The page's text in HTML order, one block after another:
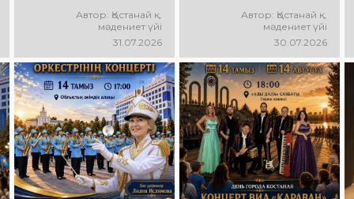
ұжымдарының
«Street Music»
бағдарламасы өтеді!
Сіздерді заманауи
музыка, жарқын
орындаулар, қуатты
энергия мен
көтеріңкі мерекелік
көңіл күй күтеді!
Автор: Қостанай қ.
мәдениет үйі
31.07.2026
«Ұлы Дала»
саябағында Юрий
Шатунов пен
«Ласковый май»
тобының
шығармашылығына
арналған концерт
өтеді! Сіздерді
көпшілік сүйіп
тыңдайтын әндер,
жылы естеліктер мен
ерекше музыкалық
атмосфера күтеді!
Автор: Қостанай қ.
мәдениет үйі
30.07.2026